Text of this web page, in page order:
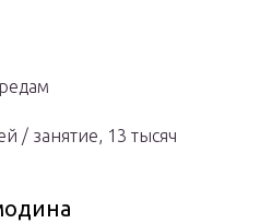
/ занятие, 13 тысяч